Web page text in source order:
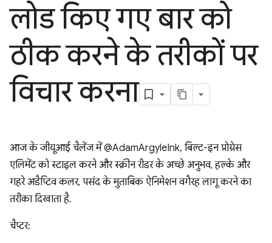
लोड किए गए बार को
ठीक करने के तरीकों पर
विचार करना
आज के जीयूआई चैलेंज में @AdamArgyleInk, बिल्ट-इन प्रोग्रेस
एलिमेंट को स्टाइल करने और स्क्रीन रीडर के अच्छे अनुभव, हल्के और
गहरे अडैप्टिव कलर, पसंद के मुताबिक ऐनिमेशन वगैरह लागू करने का
तरीका दिखाता है.
चैप्टर: